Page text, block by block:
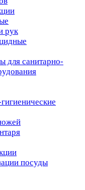
рук
для санитарно-
посуды